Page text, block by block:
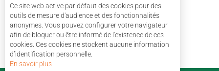
Ce site web active par défaut des cookies pour des
outils de mesure d'audience et des fonctionnalités
anonymes. Vous pouvez configurer votre navigateur
afin de bloquer ou être informé de l'existence de ces
cookies. Ces cookies ne stockent aucune information
d’identification personnelle.
En savoir plus